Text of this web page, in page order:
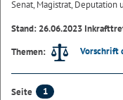
Senat, Magistrat, Deputation
Stand: 26.06.2023
Themen:
Vorschrift
Seite
1